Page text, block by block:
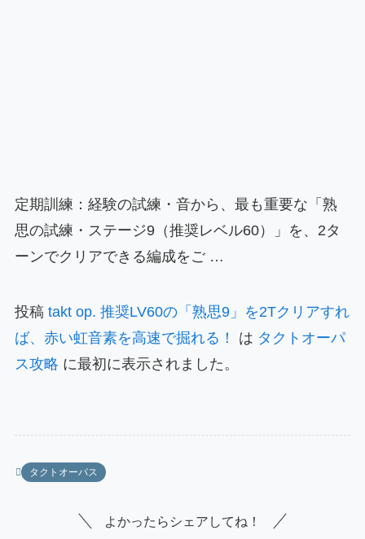
定期訓練：経験の試練・音から、最も重要な「熟
思の試練・ステージ9（推奨レベル60）」を、2タ
ーンでクリアできる編成をご …
投稿 takt op. 推奨LV60の「熟思9」を2Tクリアすれ
ば、赤い虹音素を高速で掘れる！
は タクトオーパ
ス攻略 に最初に表示されました。
タクトオーパス
よかったらシェアしてね！